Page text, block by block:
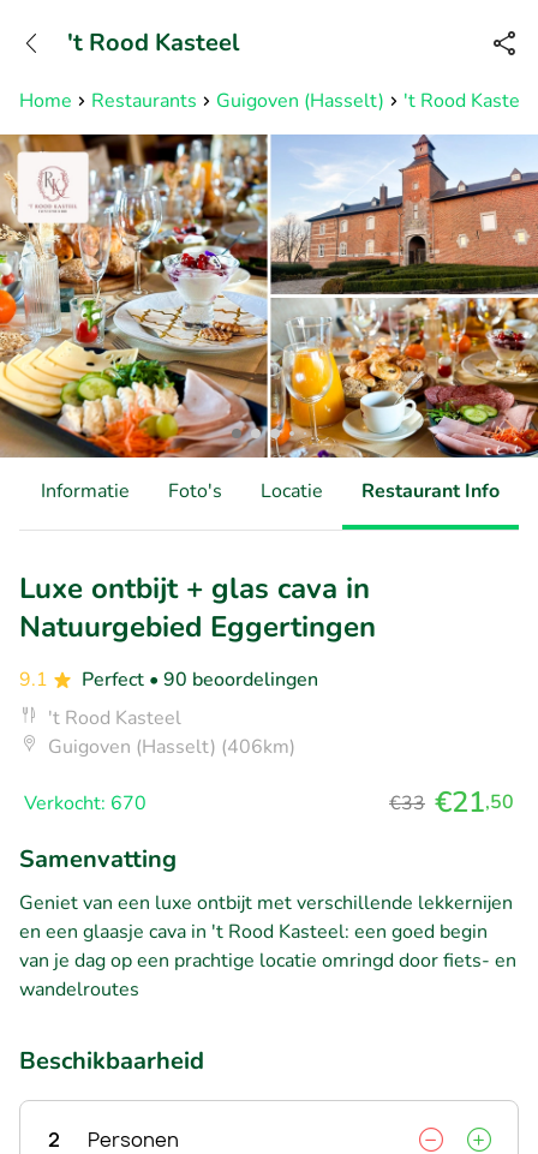
Bereikbaar tot 23:00 uur
Home Restaurants Guigoven (Hasselt) 't Rood Kasteel
't Rood Kasteel
Informatie Foto's Locatie Restaurant Info
Luxe ontbijt + glas cava in
Natuurgebied Eggertingen
9.1 Perfect • 90 beoordelingen
't Rood Kasteel
Guigoven (Hasselt) (406km)
Verkocht: 670 €33 €21,50
Samenvatting
Geniet van een luxe ontbijt met verschillende lekkernijen
en een glaasje cava in 't Rood Kasteel: een goed begin
van je dag op een prachtige locatie omringd door fiets- en
wandelroutes
Beschikbaarheid
2 Personen